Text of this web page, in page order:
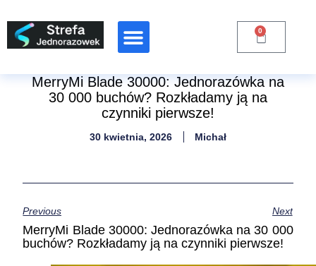
0
MerryMi Blade 30000: Jednorazówka na
30 000 buchów? Rozkładamy ją na
czynniki pierwsze!
30 kwietnia, 2026 Michał
Previous Next
MerryMi Blade 30000: Jednorazówka na 30 000
buchów? Rozkładamy ją na czynniki pierwsze!